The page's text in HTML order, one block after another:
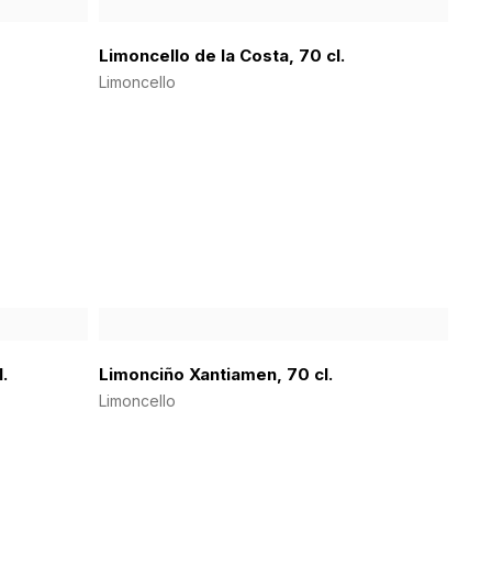
Limoncello de la Costa, 70 cl.
Limoncello
Limonciño Xantiamen, 70 cl.
Limoncello